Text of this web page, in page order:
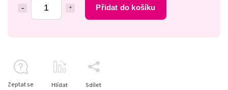
Přidat do košíku
Zeptat se Hlídat Sdílet